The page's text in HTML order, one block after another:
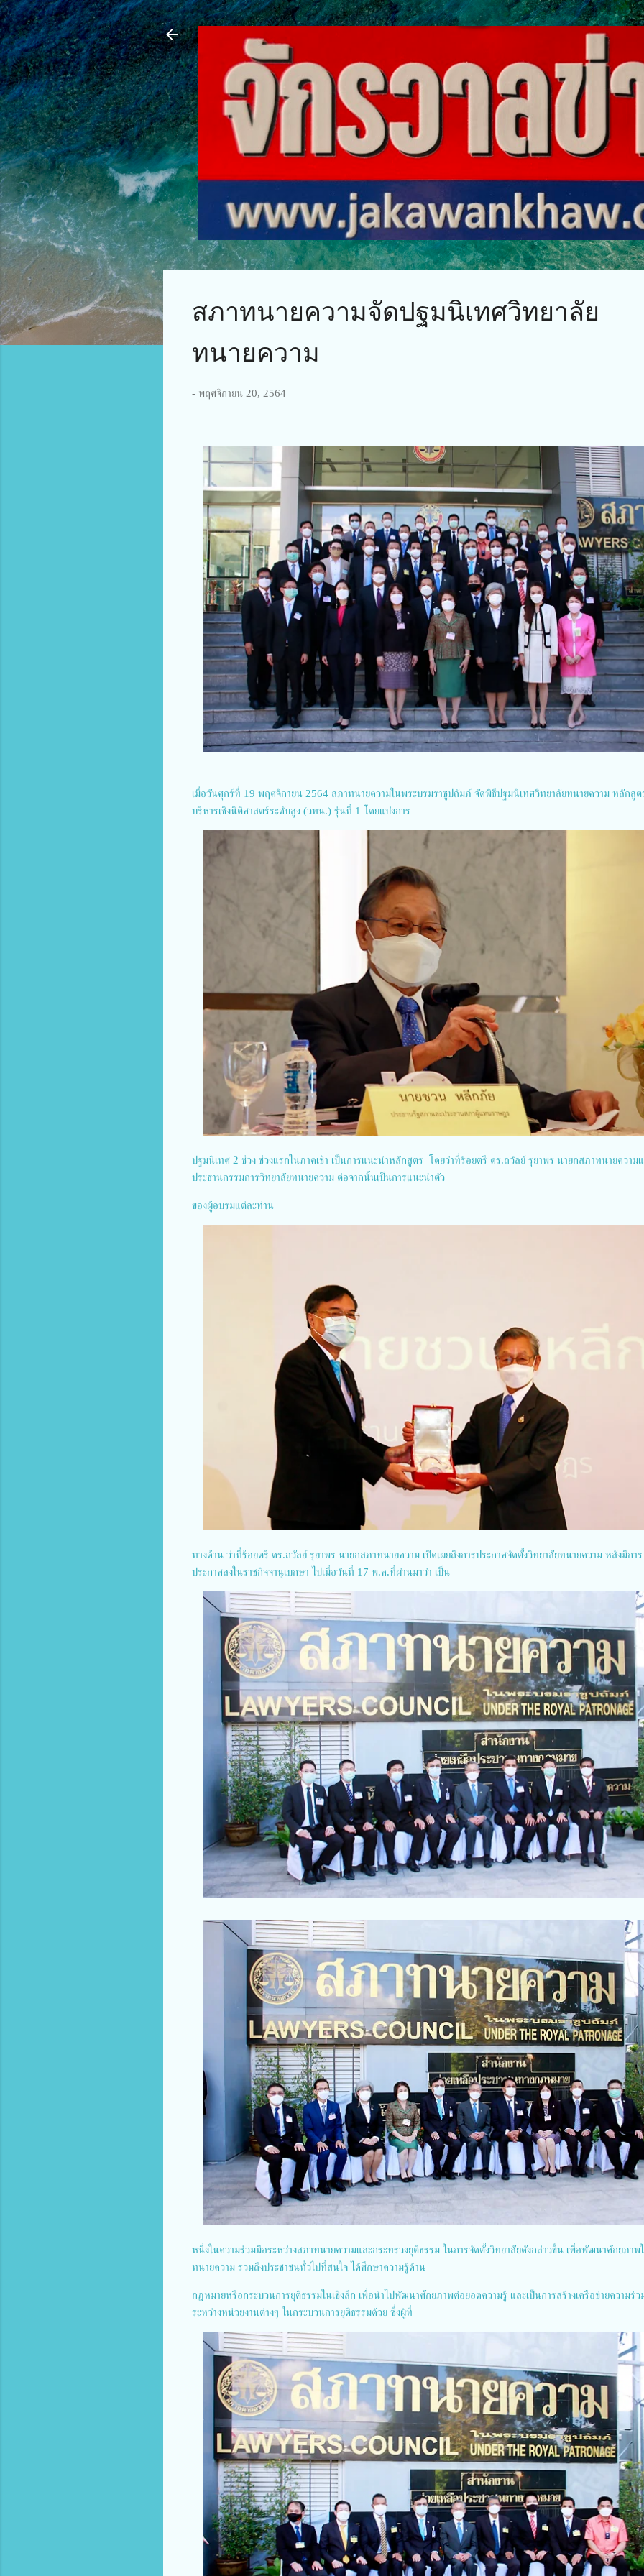
ข้ามไปที่เนื้อหาหลัก
สภาทนายความจัดปฐมนิเทศวิทยาลัย
ทนายความ
- พฤศจิกายน 20, 2564
เมื่อวันศุกร์ที่ 19 พฤศจิกายน 2564 สภาทนายความในพระบรมราชูปถัมภ์ จัดพิธีปฐมนิเทศวิทยาลัยทนายความ หลักสูต
บริหารเชิงนิติศาสตร์ระดับสูง (วทน.) รุ่นที่ 1 โดยแบ่งการ
ปฐมนิเทศ 2 ช่วง ช่วงแรกในภาคเช้า เป็นการแนะนำหลักสูตร โดยว่าที่ร้อยตรี ดร.ถวัลย์ รุยาพร นายกสภาทนายความ
ประธานกรรมการวิทยาลัยทนายความ ต่อจากนั้นเป็นการแนะนำตัว
ของผู้อบรมแต่ละท่าน
ทางด้าน ว่าที่ร้อยตรี ดร.ถวัลย์ รุยาพร นายกสภาทนายความ เปิดเผยถึงการประกาศจัดตั้งวิทยาลัยทนายความ หลังมีการ
ประกาศลงในราชกิจจานุเบกษา ไปเมื่อวันที่ 17 พ.ค.ที่ผ่านมาว่า เป็น
หนึ่งในความร่วมมือระหว่างสภาทนายความและกระทรวงยุติธรรม ในการจัดตั้งวิทยาลัยดังกล่าวขึ้น เพื่อพัฒนาศักยภาพ
ทนายความ รวมถึงประชาชนทั่วไปที่สนใจ ได้ศึกษาความรู้ด้าน
กฎหมายหรือกระบวนการยุติธรรมในเชิงลึก เพื่อนำไปพัฒนาศักยภาพต่อยอดความรู้ และเป็นการสร้างเครือข่ายความร่ว
ระหว่างหน่วยงานต่างๆ ในกระบวนการยุติธรรมด้วย ซึ่งผู้ที่